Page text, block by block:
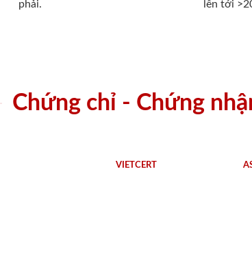
phải.
lên tới
Chứng chỉ - Chứng
VIETCERT